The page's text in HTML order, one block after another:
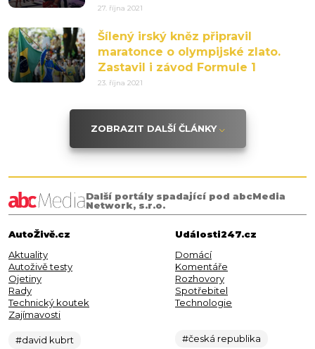
27. října 2021
Šílený irský kněz připravil
maratonce o olympijské zlato.
Zastavil i závod Formule 1
23. října 2021
ZOBRAZIT DALŠÍ ČLÁNKY
Další portály spadající pod abcMedia
Network, s.r.o.
AutoŽivě.cz
Aktuality
Autoživě testy
Ojetiny
Rady
Technický koutek
Zajímavosti
#david kubrt
Události247.cz
Domácí
Komentáře
Rozhovory
Spotřebitel
Technologie
#česká republika